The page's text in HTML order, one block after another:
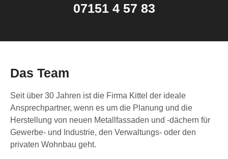
07151 4 57 83
Das Team
Seit über 30 Jahren ist die Firma Kittel der ideale
Ansprechpartner, wenn es um die Planung und die
Herstellung von neuen Metallfassaden und -dächern für
Gewerbe- und Industrie, den Verwaltungs- oder den
privaten Wohnbau geht.